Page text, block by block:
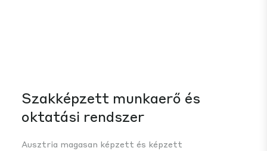
Szakképzett munkaerő és
oktatási rendszer
Ausztria magasan képzett és képzett